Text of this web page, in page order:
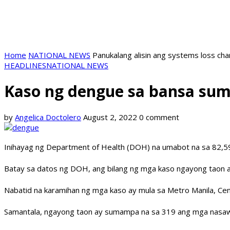
Home NATIONAL NEWS Panukalang alisin ang systems loss
HEADLINESNATIONAL NEWS
Kaso ng dengue sa bansa
by Angelica Doctolero August 2, 2022 0 comment
Inihayag ng Department of Health (DOH) na umabot na sa
Batay sa datos ng DOH, ang bilang ng mga kaso ngayong
Nabatid na karamihan ng mga kaso ay mula sa Metro Manila,
Samantala, ngayong taon ay sumampa na sa 319 ang mga